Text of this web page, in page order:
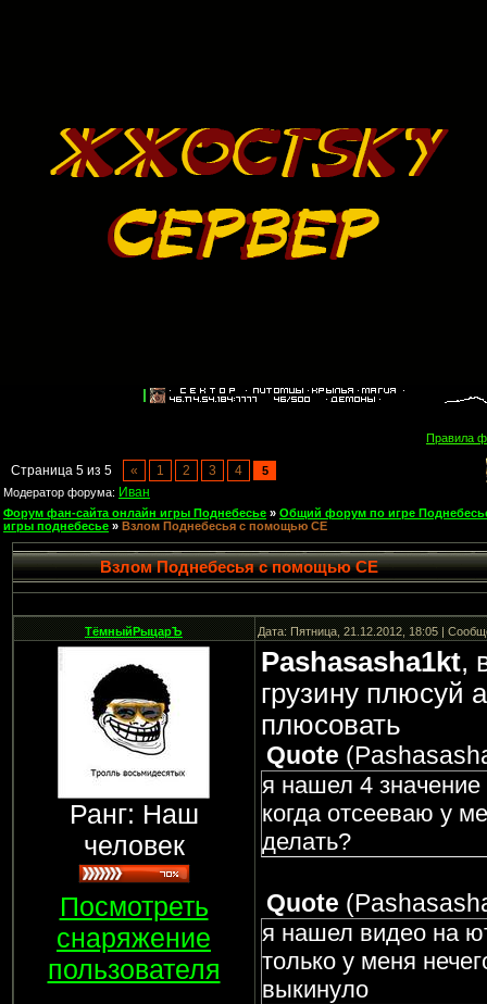
Правила
Страница 5 из 5 « 1 2 3 4
5
Модератор форума: Иван
Форум фан-сайта онлайн игры Поднебесье » Общий форум по игре
игры поднебесье » Взлом Поднебесья с помощью CE
Взлом Поднебесья с помощью CE
ТёмныйРыцарЪ Дата: Пятница, 21.12.2012, 18:05 |
Ранг: Наш
человек
Посмотреть
снаряжение
пользователя
Pashasasha1kt,
грузину плюсуй
плюсовать
Quote (
я нашел 4
когда отсееваю у
делать?
Quote (
я нашел видео на
только у меня
выкинуло